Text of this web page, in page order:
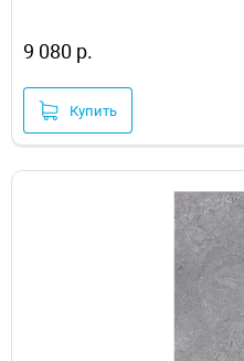
9 080 р.
Купить